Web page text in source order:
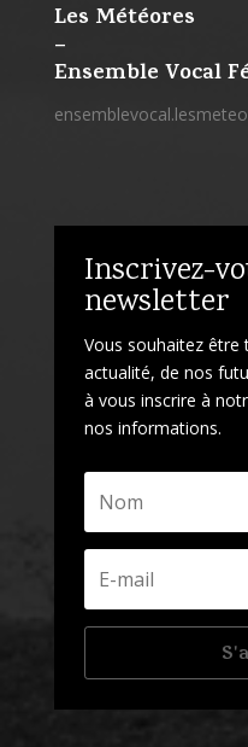
Les Météores
–
Ensemble Vocal
Inscrivez-
newsletter
Vous souhaitez être
actualité, de nos
à vous inscrire à
nos informations.